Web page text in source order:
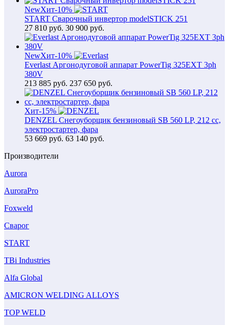
NewХит-10%
START Сварочный инвертор modelSTICK 251
27 810 руб. 30 900 руб.
NewХит-10%
Everlast Аргонодуговой аппарат PowerTig 325EXT 3ph
380V
213 885 руб. 237 650 руб.
Хит-15%
DENZEL Снегоуборщик бензиновый SB 560 LP, 212 cc,
электростартер, фара
53 669 руб. 63 140 руб.
Производители
Aurora
AuroraPro
Foxweld
Сварог
START
TBi Industries
Alfa Global
AMICRON WELDING ALLOYS
TOP WELD